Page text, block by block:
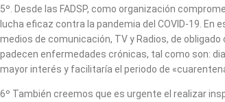
5º. Desde las FADSP, como organización
lucha eficaz contra la pandemia del COVID-19.
medios de comunicación, TV y Radios, de
padecen enfermedades crónicas, tal como son:
mayor interés y facilitaría el periodo de
6º También creemos que es urgente el realizar